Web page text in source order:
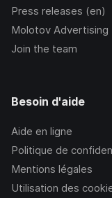
Press releases (en)
Molotov Advertising
Join the team
Besoin d'aide
Aide en ligne
Politique de
Mentions légales
Utilisation des